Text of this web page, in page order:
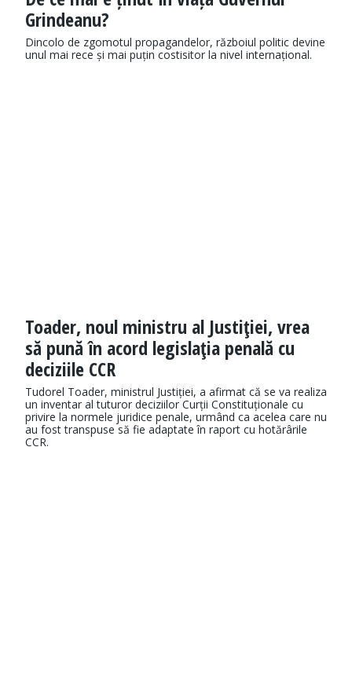
Grindeanu?
Dincolo de zgomotul propagandelor, războiul politic devine
unul mai rece și mai puțin costisitor la nivel internațional.
Toader, noul ministru al Justiţiei, vrea
să pună în acord legislaţia penală cu
deciziile CCR
Tudorel Toader, ministrul Justiției, a afirmat că se va realiza
un inventar al tuturor deciziilor Curții Constituționale cu
privire la normele juridice penale, urmând ca acelea care nu
au fost transpuse să fie adaptate în raport cu hotărârile
CCR.